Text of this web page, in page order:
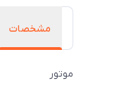
مشخصات
موتور